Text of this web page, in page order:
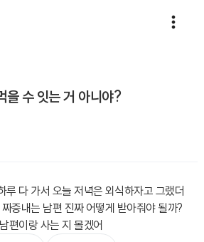
을 수 잇는 거 아니야?
루 다 가서 오늘 저녁은 외식하자고 그랬더
증내는 남편 진짜 어떻게 받아줘야 될까?
편이랑 사는 지 몰겠어